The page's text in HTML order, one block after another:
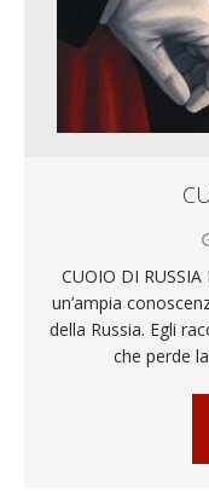
CUOIO DI
un’ampia
della Russia. Egli
che perde